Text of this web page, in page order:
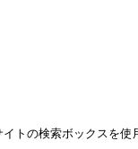
トの検索ボックスを使